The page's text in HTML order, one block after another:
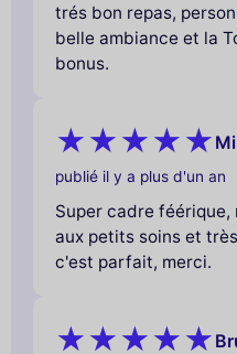
trés bon repas,
belle ambiance et la
bonus.
publié il y a plus d'un an
Super cadre féérique,
aux petits soins et
c'est parfait, merci.